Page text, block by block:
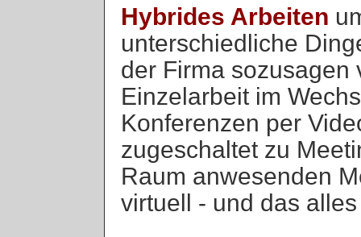
Hybrides Arbeiten
unterschiedliche
der Firma sozusagen
Einzelarbeit im
Konferenzen per
zugeschaltet zu
Raum anwesenden
virtuell - und das